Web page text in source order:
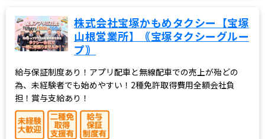
株式会社宝塚かもめタクシー【宝塚
山根営業所】｟宝塚タクシーグルー
プ｠
給与保証制度あり！アプリ配車と無線配車での売上が殆どの
為、未経験者でも始めやすい！2種免許取得費用全額会社負
担！賞与支給あり！